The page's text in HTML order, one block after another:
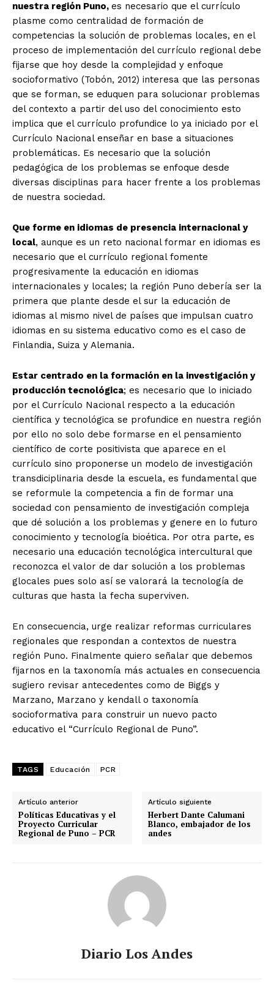
SUSCRIBETE
Diario los Andes
Nosotros
Contacto
Prensa
nuestra región Puno, es necesario que el currículo
plasme como centralidad de formación de
competencias la solución de problemas locales, en el
proceso de implementación del currículo regional debe
fijarse que hoy desde la complejidad y enfoque
socioformativo (Tobón, 2012) interesa que las personas
que se forman, se eduquen para solucionar problemas
del contexto a partir del uso del conocimiento esto
implica que el currículo profundice lo ya iniciado por el
Currículo Nacional enseñar en base a situaciones
problemáticas. Es necesario que la solución
pedagógica de los problemas se enfoque desde
diversas disciplinas para hacer frente a los problemas
de nuestra sociedad.
Que forme en idiomas de presencia internacional y
local, aunque es un reto nacional formar en idiomas es
necesario que el currículo regional fomente
progresivamente la educación en idiomas
internacionales y locales; la región Puno debería ser la
primera que plante desde el sur la educación de
idiomas al mismo nivel de países que impulsan cuatro
idiomas en su sistema educativo como es el caso de
Finlandia, Suiza y Alemania.
Estar centrado en la formación en la investigación y
producción tecnológica; es necesario que lo iniciado
por el Currículo Nacional respecto a la educación
científica y tecnológica se profundice en nuestra región
por ello no solo debe formarse en el pensamiento
científico de corte positivista que aparece en el
currículo sino proponerse un modelo de investigación
transdiciplinaria desde la escuela, es fundamental que
se reformule la competencia a fin de formar una
sociedad con pensamiento de investigación compleja
que dé solución a los problemas y genere en lo futuro
conocimiento y tecnología bioética. Por otra parte, es
necesario una educación tecnológica intercultural que
reconozca el valor de dar solución a los problemas
glocales pues solo así se valorará la tecnología de
culturas que hasta la fecha superviven.
En consecuencia, urge realizar reformas curriculares
regionales que respondan a contextos de nuestra
región Puno. Finalmente quiero señalar que debemos
fijarnos en la taxonomía más actuales en consecuencia
sugiero revisar antecedentes como de Biggs y
Marzano, Marzano y kendall o taxonomía
socioformativa para construir un nuevo pacto
educativo el “Currículo Regional de Puno”.
TAGS Educación PCR
Artículo anterior
Políticas Educativas y el
Proyecto Curricular
Regional de Puno – PCR
Artículo siguiente
Herbert Dante Calumani
Blanco, embajador de los
andes
Diario Los Andes